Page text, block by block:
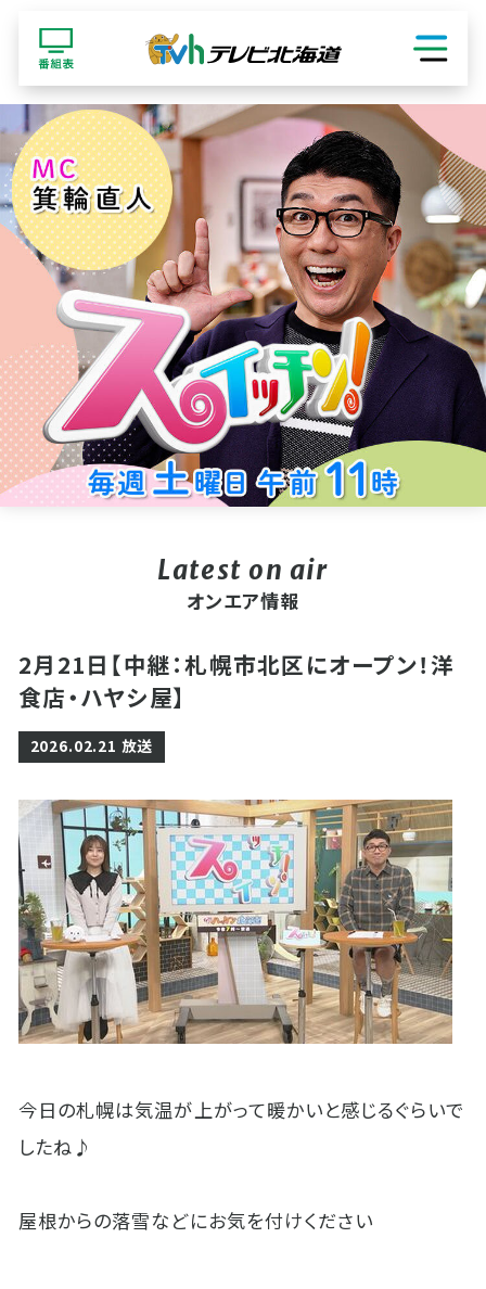
オンエア情報
2月21日【中継：札幌市北区にオープン！洋
食店・ハヤシ屋】
2026.02.21 放送
今日の札幌は気温が上がって暖かいと感じるぐらいで
したね♪
屋根からの落雪などにお気を付けください